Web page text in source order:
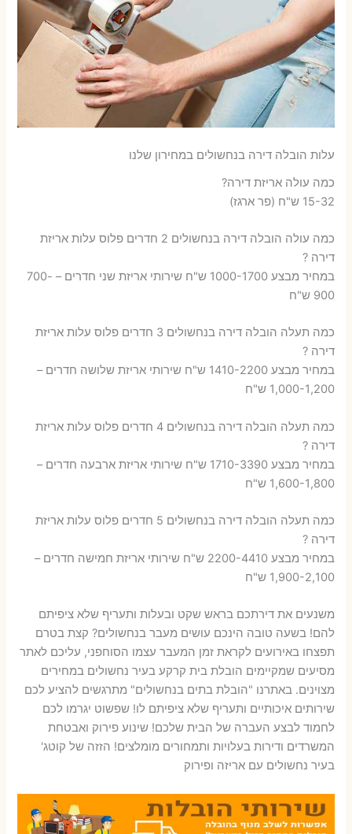
עלות הובלה דירה בנחשולים במחירון שלנו
כמה עולה אריזת דירה​?
15-32 ש"ח (פר ארגז)
כמה עולה הובלה דירה בנחשולים 2 חדרים פלוס עלות אריזת
דירה ?
במחיר מבצע 1000-1700 ש"ח שירותי אריזת שני חדרים – 700-
900 ש"ח
כמה תעלה הובלה דירה בנחשולים 3 חדרים פלוס עלות אריזת
דירה ?
במחיר מבצע 1410-2200 ש"ח שירותי אריזת שלושה חדרים –
1,000-1,200 ש"ח
כמה תעלה הובלה דירה בנחשולים 4 חדרים פלוס עלות אריזת
דירה ?
במחיר מבצע 1710-3390 ש"ח שירותי אריזת ארבעה חדרים –
1,600-1,800 ש"ח
כמה תעלה הובלה דירה בנחשולים 5 חדרים פלוס עלות אריזת
דירה ?
במחיר מבצע 2200-4410 ש"ח שירותי אריזת חמישה חדרים –
1,900-2,100 ש"ח
משנעים את דירתכם בראש שקט ובעלות ותעריף שלא ציפיתם
להם! בשעה טובה הינכם עושים מעבר בנחשולים? קצת בטרם
תפצחו באירועים לקראת זמן המעבר עצמו הסוחפני, עליכם לאתר
מסיעים שמקיימים הובלת בית קרקע בעיר נחשולים במחירים
מצוינים. באתרנו "הובלת בתים בנחשולים" מתרגשים להציע לכם
שירותים איכותיים ותעריף שלא ציפיתם לו! שפשוט יגרמו לכם
לחמוד לבצע העברה של הבית שלכם! שינוע פירוק ואבטחת
המשרדים ודירות בעלויות ותמחורים מומלצים! הזזה של קוטג'
בעיר נחשולים עם אריזה ופירוק